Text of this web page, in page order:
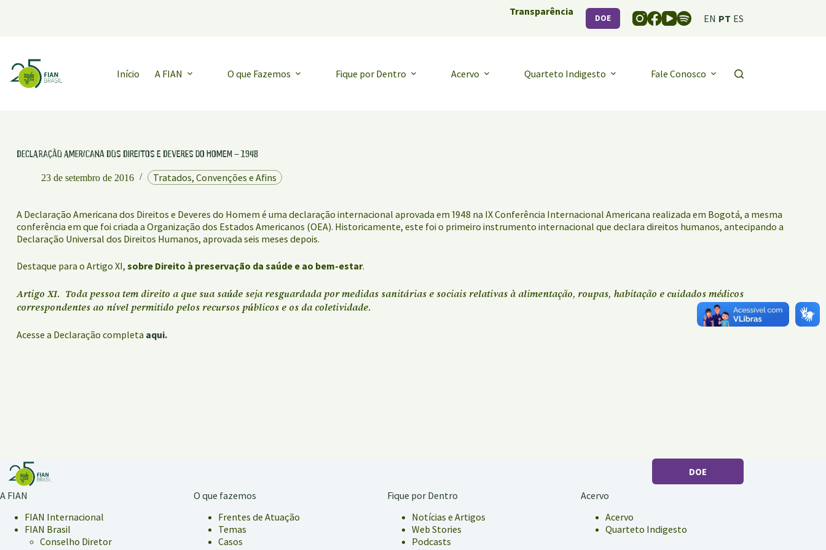
Transparência
DOE EN PT ES
Início A FIAN O que Fazemos Fique por Dentro Acervo Quarteto Indigesto Fale Conosco
Declaração Americana dos Direitos e Deveres do Homem – 1948
23 de setembro de 2016 Tratados, Convenções e Afins
A Declaração Americana dos Direitos e Deveres do Homem é uma declaração internacional aprovada em 1948 na IX Conferência Internacional Americana realizada em Bogotá, a mesma
conferência em que foi criada a Organização dos Estados Americanos (OEA). Historicamente, este foi o primeiro instrumento internacional que declara direitos humanos, antecipando a
Declaração Universal dos Direitos Humanos, aprovada seis meses depois.
Destaque para o Artigo XI, sobre Direito à preservação da saúde e ao bem-estar.
Artigo XI. Toda pessoa tem direito a que sua saúde seja resguardada por medidas sanitárias e sociais relativas à alimentação, roupas, habitação e cuidados médicos
correspondentes ao nível permitido pelos recursos públicos e os da coletividade.
Acesse a Declaração completa aqui.
DOE
A FIAN
FIAN Internacional
FIAN Brasil
Conselho Diretor
O que fazemos
Frentes de Atuação
Temas
Casos
Fique por Dentro
Notícias e Artigos
Web Stories
Podcasts
Acervo
Acervo
Quarteto Indigesto